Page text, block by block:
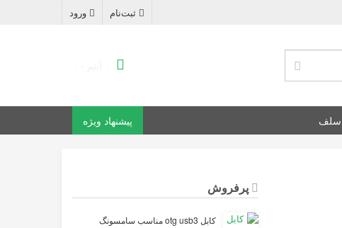
ورود ثبت‌نام
پیشنهاد ویژه
پرفروش
کابل otg usb3 مناسب سامسونگ